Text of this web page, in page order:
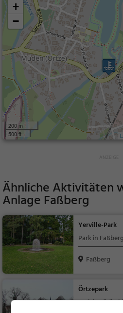
+
−
200 m
500 ft
Ähnliche Aktivitäten
Anlage Faßberg
Yerville-Park
Park in Faßberg
Faßberg
Örtzepark
Park in